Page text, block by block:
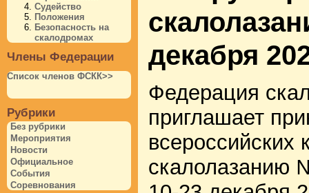
Судейство
Положения
Безопасность на
скалодромах
Члены Федерации
Список членов ФСКК>>
Рубрики
Без рубрики
Мероприятия
Новости
Официальное
События
Соревнования
декабря
Федерация
приглашает
всероссийских
скалолазанию